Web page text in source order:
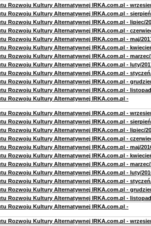
Rozwoju Kultury Alternatywnej IRKA.com.pl -
Rozwoju Kultury Alternatywnej IRKA.com.pl -
Rozwoju Kultury Alternatywnej IRKA.com.pl - lipiec/
Rozwoju Kultury Alternatywnej IRKA.com.pl -
Rozwoju Kultury Alternatywnej IRKA.com.pl - maj/
Rozwoju Kultury Alternatywnej IRKA.com.pl -
Rozwoju Kultury Alternatywnej IRKA.com.pl - marzec/
Rozwoju Kultury Alternatywnej IRKA.com.pl - luty/
Rozwoju Kultury Alternatywnej IRKA.com.pl -
Rozwoju Kultury Alternatywnej IRKA.com.pl -
Rozwoju Kultury Alternatywnej IRKA.com.pl -
Rozwoju Kultury Alternatywnej IRKA.com.pl -
Rozwoju Kultury Alternatywnej IRKA.com.pl -
Rozwoju Kultury Alternatywnej IRKA.com.pl -
Rozwoju Kultury Alternatywnej IRKA.com.pl - lipiec/
Rozwoju Kultury Alternatywnej IRKA.com.pl -
Rozwoju Kultury Alternatywnej IRKA.com.pl - maj/
Rozwoju Kultury Alternatywnej IRKA.com.pl -
Rozwoju Kultury Alternatywnej IRKA.com.pl - marzec/
Rozwoju Kultury Alternatywnej IRKA.com.pl - luty/
Rozwoju Kultury Alternatywnej IRKA.com.pl -
Rozwoju Kultury Alternatywnej IRKA.com.pl -
Rozwoju Kultury Alternatywnej IRKA.com.pl -
Rozwoju Kultury Alternatywnej IRKA.com.pl -
Rozwoju Kultury Alternatywnej IRKA.com.pl -